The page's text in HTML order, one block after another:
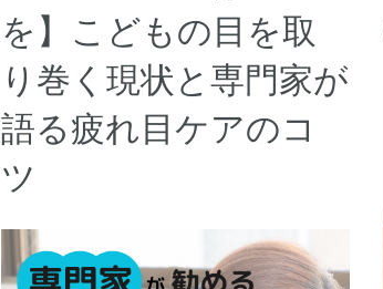
を】こどもの目を取
り巻く現状と専門家が
語る疲れ目ケアのコ
ツ